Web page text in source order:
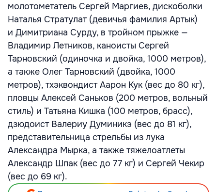
молотометатель Сергей Маргиев, дискоболки
Наталья Стратулат (девичья фамилия Артык)
и Димитриана Сурду, в тройном прыжке —
Владимир Летников, каноисты Сергей
Тарновский (одиночка и двойка, 1000 метров),
а также Олег Тарновский (двойка, 1000
метров), тхэквондист Аарон Кук (вес до 80 кг),
пловцы Алексей Саньков (200 метров, вольный
стиль) и Татьяна Кишка (100 метров, брасс),
дзюдоист Валериу Думиникэ (вес до 81 кг),
представительница стрельбы из лука
Александра Мырка, а также тяжелоатлеты
Александр Шпак (вес до 77 кг) и Сергей Чекир
(вес до 69 кг).